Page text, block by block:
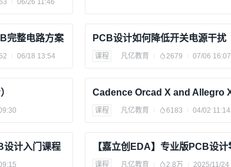
06/26 11:46
完整电路方案
06/18 13:54
PCB设计如何降低开关电源干扰
课程 凡亿教育 2679 07/06 16:07
课程 凡亿教育 6183 04/02 11:14
设计入门课程
课程 凡亿教育 2.8万 2025/11/24